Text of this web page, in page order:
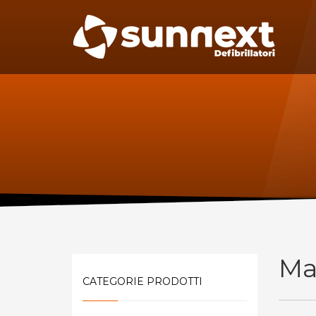
SUPPORTO
Telefono:
per il
CATEGORIE PRODOTTI